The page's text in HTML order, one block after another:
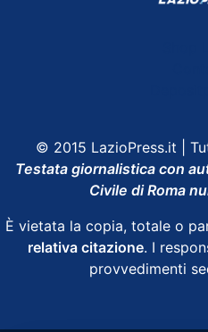
© 2015 LazioPress.it |
Testata giornalistica con
Civile di Roma
È vietata la copia, totale o
relativa citazione. I
provvedimenti